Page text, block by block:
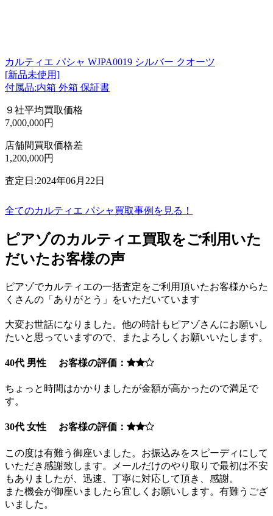
カルティエ パシャ WJPA0019 シルバー クオーツ
[新品未使用]
付属品:内箱 外箱 保証書
９社平均買取価格
7,000,000円
店舗間買取価格差
1,200,000円
査定日:2024年06月22日
全てのカルティエ パシャ買取事例を見る！
ピアゾのカルティエ買取をご利用いた
だいたお客様の声
ピアゾでカルティエの一括査定をご利用頂いたお客様からた
くさんの「ありがとう」をいただいています
大変お世話になりました。他の時計もピアゾさんにお願いし
たいと思っていますので、またよろしくお願いいたします。
40代 男性 お客様の評価：
ちょっと時間はかかりましたが金額が高かったので満足で
す。
30代 女性 お客様の評価：
この度は有難う御座いました。お振込みをスピーディにして
いただき感謝致します。メールだけのやり取りで最初は不安
もありましたが、迅速、丁寧に対応して頂き、感謝。
また機会が御座いましたら宜しくお願いします。有難うござ
いました。